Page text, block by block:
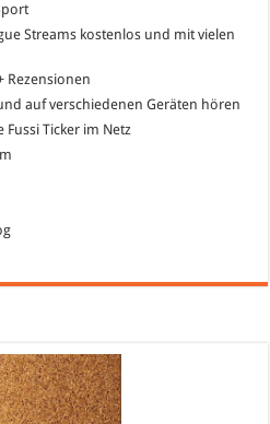
Streams kostenlos und mit vielen
Rezensionen
auf verschiedenen Geräten hören
Fussi Ticker im Netz